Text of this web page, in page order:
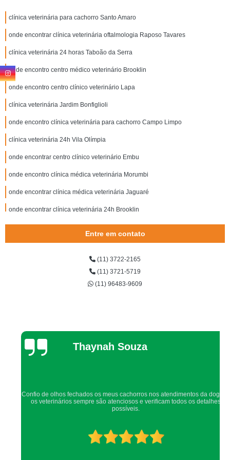
clínica veterinária para cachorro Santo Amaro
onde encontrar clínica veterinária oftalmologia Raposo Tavares
clínica veterinária 24 horas Taboão da Serra
onde encontro centro médico veterinário Brooklin
onde encontro centro clínico veterinário Lapa
clínica veterinária Jardim Bonfiglioli
onde encontro clínica veterinária para cachorro Campo Limpo
clínica veterinária 24h Vila Olímpia
onde encontrar centro clínico veterinário Embu
onde encontro clínica médica veterinária Morumbi
onde encontrar clínica médica veterinária Jaguaré
onde encontrar clínica veterinária 24h Brooklin
clínica veterinária para animais Santo Amaro
onde encontrar clínica veterinária 24h Cotia
onde encontrar clínica veterinária para cachorro Jardim Pirajussara
onde encontrar clínica veterinária e pet shop Lapa
clínica veterinária para cachorro Vila Olímpia
onde encontrar clínica de veterinária Jardim Bonfiglioli
onde encontrar clínica de veterinária Taboão da Serra
Entre em contato
(11) 3722-2165
(11) 3721-5719
(11) 96483-9609
Thaynah Souza
Confio de olhos fechados os meus cachorros nos atendimentos da dog up,
os veterinários sempre são atenciosos e verificam todos os detalhes
possíveis.